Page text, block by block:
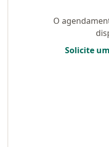
O
Solicite